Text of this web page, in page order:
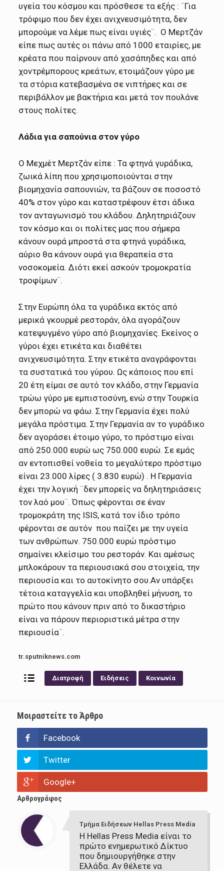
υγεία του κόσμου και πρόσθεσε τα εξής : ¨Για
τρόφιμο που δεν έχει ανιχνευσιμότητα, δεν
μπορούμε να λέμε πως είναι υγιές¨. Ο Μερτζάν
είπε πως αυτές οι πάνω από 1000 εταιρίες, με
κρέατα που παίρνουν από χασάπηδες και από
χοντρέμπορους κρεάτων, ετοιμάζουν γύρο με
τα στόρια κατεβασμένα σε νιπτήρες και σε
περιβάλλον με βακτήρια και μετά τον πουλάνε
στους πολίτες.
Λάδια για σαπούνια στον γύρο
Ο Μεχμέτ Μερτζάν είπε : Τα φτηνά γυράδικα,
ζωικά λίπη που χρησιμοποιούνται στην
βιομηχανία σαπουνιών, τα βάζουν σε ποσοστό
40% στον γύρο και καταστρέφουν έτσι άδικα
τον ανταγωνισμό του κλάδου. Δηλητηριάζουν
τον κόσμο και οι πολίτες μας που σήμερα
κάνουν ουρά μπροστά στα φτηνά γυράδικα,
αύριο θα κάνουν ουρά για θεραπεία στα
νοσοκομεία. Διότι εκεί ασκούν τρομοκρατία
τροφίμων¨.
Στην Ευρώπη όλα τα γυράδικα εκτός από
μερικά γκουρμέ ρεστοράν, όλα αγοράζουν
κατεψυγμένο γύρο από βιομηχανίες. Εκείνος ο
γύροι έχει ετικέτα και διαθέτει
ανιχνευσιμότητα. Στην ετικέτα αναγράφονται
τα συστατικά του γύρου. Ως κάποιος που επί
20 έτη είμαι σε αυτό τον κλάδο, στην Γερμανία
τρώω γύρο με εμπιστοσύνη, ενώ στην Τουρκία
δεν μπορώ να φάω. Στην Γερμανία έχει πολύ
μεγάλα πρόστιμα. Στην Γερμανία αν το γυράδικο
δεν αγοράσει έτοιμο γύρο, το πρόστιμο είναι
από 250.000 ευρώ ως 750.000 ευρώ. Σε εμάς
αν εντοπισθεί νοθεία το μεγαλύτερο πρόστιμο
είναι 23.000 λίρες ( 3.830 ευρώ) . Η Γερμανία
έχει την λογική ¨δεν μπορείς να δηλητηριάσεις
τον λαό μου¨. Όπως φέρονται σε έναν
τρομοκράτη της ISIS, κατά τον ίδιο τρόπο
φέρονται σε αυτόν που παίζει με την υγεία
των ανθρώπων. 750.000 ευρώ πρόστιμο
σημαίνει κλείσιμο του ρεστοράν. Και αμέσως
μπλοκάρουν τα περιουσιακά σου στοιχεία, την
περιουσία και το αυτοκίνητο σου.Αν υπάρξει
τέτοια καταγγελία και υποβληθεί μήνυση, το
πρώτο που κάνουν πριν από το δικαστήριο
είναι να πάρουν περιοριστικά μέτρα στην
περιουσία¨.
tr.sputniknews.com
Διατροφή Ειδήσεις Κοινωνία
Μοιραστείτε το Άρθρο
Facebook
Twitter
Google+
Αρθρογράφος
Τμήμα Ειδήσεων Hellas Press Media
Η Hellas Press Media είναι το
πρώτο ενημερωτικό Δίκτυο
που δημιουργήθηκε στην
Ελλάδα. Αν θέλετε να